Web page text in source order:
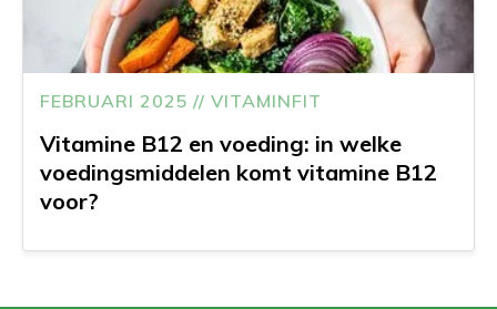
FEBRUARI 2025 // VITAMINFIT
Vitamine B12 en voeding: in welke
voedingsmiddelen komt vitamine B12
voor?